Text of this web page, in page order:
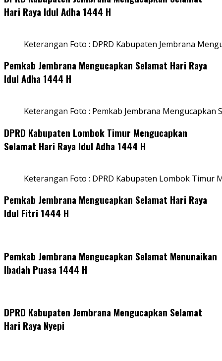
Hari Raya Idul Adha 1444 H
Keterangan Foto : DPRD Kabupaten Jembrana
Pemkab Jembrana Mengucapkan Selamat Hari Raya
Idul Adha 1444 H
Keterangan Foto : Pemkab Jembrana Mengucapkan
DPRD Kabupaten Lombok Timur Mengucapkan
Selamat Hari Raya Idul Adha 1444 H
Keterangan Foto : DPRD Kabupaten Lombok Timur
Pemkab Jembrana Mengucapkan Selamat Hari Raya
Idul Fitri 1444 H
Pemkab Jembrana Mengucapkan Selamat Menunaikan
Ibadah Puasa 1444 H
DPRD Kabupaten Jembrana Mengucapkan Selamat
Hari Raya Nyepi